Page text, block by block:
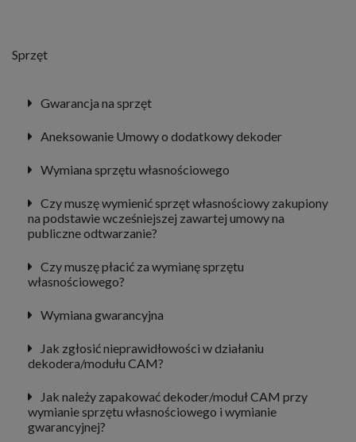
Sprzęt
Gwarancja na sprzęt
Aneksowanie Umowy o dodatkowy dekoder
Wymiana sprzętu własnościowego
Czy muszę wymienić sprzęt własnościowy zakupiony
na podstawie wcześniejszej zawartej umowy na
publiczne odtwarzanie?
Czy muszę płacić za wymianę sprzętu
własnościowego?
Wymiana gwarancyjna
Jak zgłosić nieprawidłowości w działaniu
dekodera/modułu CAM?
Jak należy zapakować dekoder/moduł CAM przy
wymianie sprzętu własnościowego i wymianie
gwarancyjnej?